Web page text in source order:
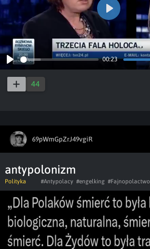
Play
00:23
Play
44
69pWmGpZrJ49vgiR
antypolonizm
Polityka #Antypolacy #engelking #Fajnopolactwo